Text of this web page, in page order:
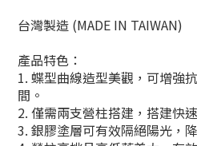
台灣製造 (MADE IN TAIWAN)
產品特色：
1. 蝶型曲線造型美觀，可增強
間。
2. 僅需兩支營柱搭建，搭建快
3. 銀膠塗層可有效隔絕陽光，